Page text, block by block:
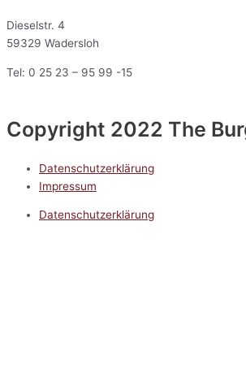
Dieselstr. 4
59329 Wadersloh
Tel: 0 25 23 – 95 99 -15
Copyright 2022 The
Datenschutzerklärung
Impressum
Datenschutzerklärung